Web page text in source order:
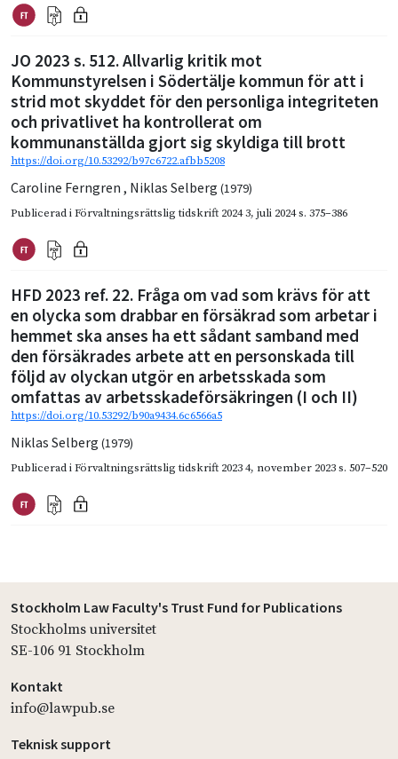
JO 2023 s. 512. Allvarlig kritik mot
Kommunstyrelsen i Södertälje kommun för att i
strid mot skyddet för den personliga integriteten
och privatlivet ha kontrollerat om
kommunanställda gjort sig skyldiga till brott
https://doi.org/10.53292/b97c6722.afbb5208
Caroline Ferngren , Niklas Selberg (1979)
Publicerad iFörvaltningsrättslig tidskrift 2024 3, juli 2024s. 375–386
HFD 2023 ref. 22. Fråga om vad som krävs för att
en olycka som drabbar en försäkrad som arbetar i
hemmet ska anses ha ett sådant samband med
den försäkrades arbete att en personskada till
följd av olyckan utgör en arbetsskada som
omfattas av arbetsskadeförsäkringen (I och II)
https://doi.org/10.53292/b90a9434.6c6566a5
Niklas Selberg (1979)
Publicerad iFörvaltningsrättslig tidskrift 2023 4, november 2023s. 507–520
Stockholm Law Faculty's Trust Fund for Publications
Stockholms universitet
SE-106 91 Stockholm
Kontakt
info@lawpub.se
Teknisk support